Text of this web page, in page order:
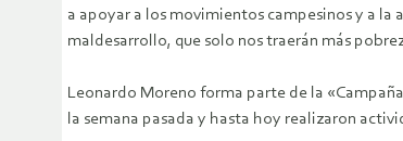
a apoyar a los movimientos campesinos y a la
maldesarrollo, que solo nos traerán más
Leonardo Moreno forma parte de la
la semana pasada y hasta hoy realizaron